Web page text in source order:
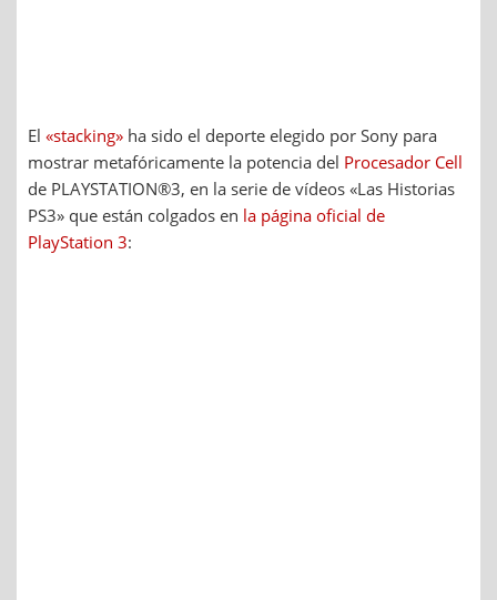
El «stacking» ha sido el deporte elegido por Sony para
mostrar metafóricamente la potencia del Procesador Cell
de PLAYSTATION®3, en la serie de vídeos «Las Historias
PS3» que están colgados en la página oficial de
PlayStation 3: